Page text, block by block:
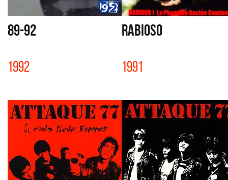
89-92
1992
RABIOSO
1991